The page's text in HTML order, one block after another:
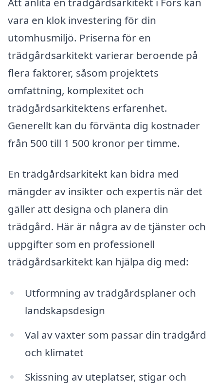
vara en klok investering för din
utomhusmiljö. Priserna för en
trädgårdsarkitekt varierar beroende på
flera faktorer, såsom projektets
omfattning, komplexitet och
trädgårdsarkitektens erfarenhet.
Generellt kan du förvänta dig kostnader
från 500 till 1 500 kronor per timme.
En trädgårdsarkitekt kan bidra med
mängder av insikter och expertis när det
gäller att designa och planera din
trädgård. Här är några av de tjänster och
uppgifter som en professionell
trädgårdsarkitekt kan hjälpa dig med:
Utformning av trädgårdsplaner och
landskapsdesign
Val av växter som passar din trädgård
och klimatet
Skissning av uteplatser, stigar och